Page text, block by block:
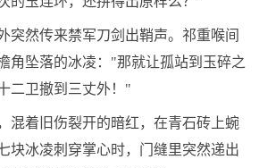
突然传来禁军刀剑出鞘声。祁重喉间
角坠落的冰凌："那就让孤站到玉碎之
二卫撤到三丈外！"
混着旧伤裂开的暗红，在青石砖上蜿
块冰凌刺穿掌心时，门缝里突然递出